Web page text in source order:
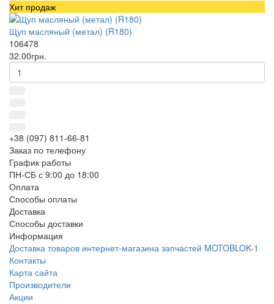
Хит продаж
Щуп масляный (метал) (R180)
106478
32.00грн.
+38 (097) 811-66-81
Заказ по телефону
График работы
ПН-СБ с 9:00 до 18:00
Оплата
Способы оплаты
Доставка
Способы доставки
Информация
Доставка товаров интернет-магазина запчастей MOTOBLOK-1
Контакты
Карта сайта
Производители
Акции